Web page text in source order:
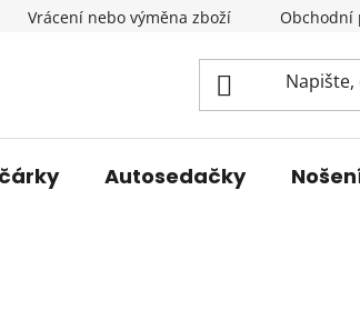
Vrácení nebo výměna zboží Obchodní
Autosedačky